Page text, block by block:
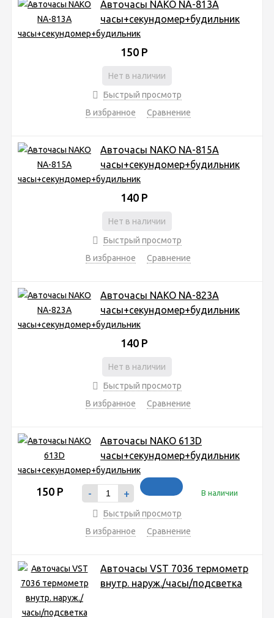
Авточасы NAKO NA-813A
часы+секундомер+будильник
150 Р
Нет в наличии
Быстрый просмотр
В избранное
Сравнение
Авточасы NAKO NA-815A
часы+секундомер+будильник
140 Р
Нет в наличии
Быстрый просмотр
В избранное
Сравнение
Авточасы NAKO NA-823A
часы+секундомер+будильник
140 Р
Нет в наличии
Быстрый просмотр
В избранное
Сравнение
Авточасы NAKO 613D
часы+секундомер+будильник
150 Р - + В наличии
Быстрый просмотр
В избранное
Сравнение
Авточасы VST 7036 термометр
внутр. наруж./часы/подсветка